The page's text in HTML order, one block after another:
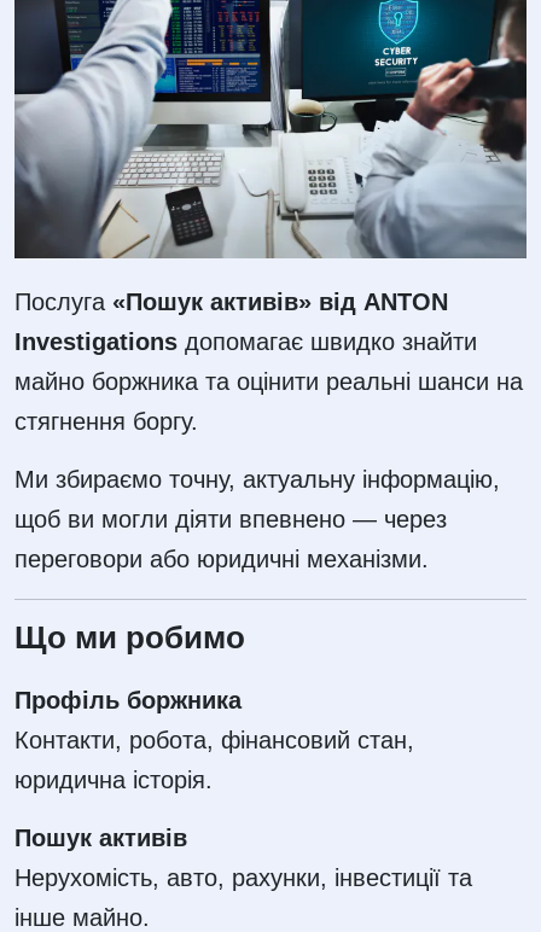
Послуга «Пошук активів» від ANTON
Investigations допомагає швидко знайти
майно боржника та оцінити реальні шанси на
стягнення боргу.
Ми збираємо точну, актуальну інформацію,
щоб ви могли діяти впевнено — через
переговори або юридичні механізми.
Що ми робимо
Профіль боржника
Контакти, робота, фінансовий стан,
юридична історія.
Пошук активів
Нерухомість, авто, рахунки, інвестиції та
інше майно.